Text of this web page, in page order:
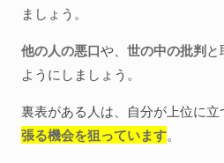
ましょう。
他の人の悪口や、 世の中の批判
ようにしましょう。
裏表がある人は、自分が上位に
張る機会を狙っています。